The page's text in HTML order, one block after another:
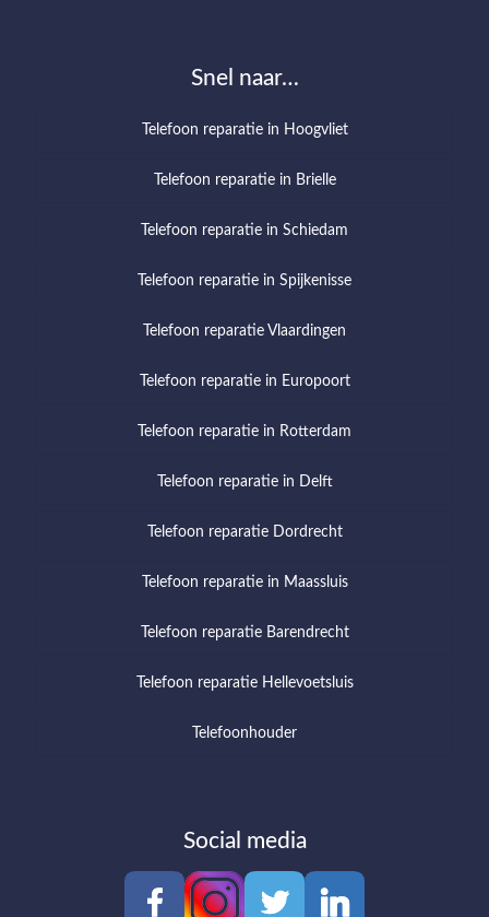
Snel naar…
Telefoon reparatie in Hoogvliet
Telefoon reparatie in Brielle
Telefoon reparatie in Schiedam
Telefoon reparatie in Spijkenisse
Telefoon reparatie Vlaardingen
Telefoon reparatie in Europoort
Telefoon reparatie in Rotterdam
Telefoon reparatie in Delft
Telefoon reparatie Dordrecht
Telefoon reparatie in Maassluis
Telefoon reparatie Barendrecht
Telefoon reparatie Hellevoetsluis
Telefoonhouder
Social media